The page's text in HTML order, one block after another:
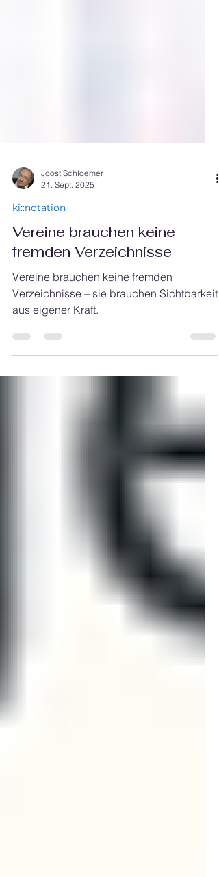
21. Sept. 2025
ki::notation
Vereine brauchen keine
fremden Verzeichnisse
Vereine brauchen keine fremden
Verzeichnisse – sie brauchen Sichtbarkeit
aus eigener Kraft.